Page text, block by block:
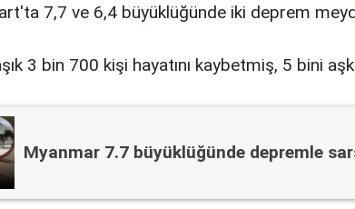
7,7 ve 6,4 büyüklüğünde iki deprem
3 bin 700 kişi hayatını kaybetmiş, 5 bini
️️️Myanmar 7.7 büyüklüğünde depremle